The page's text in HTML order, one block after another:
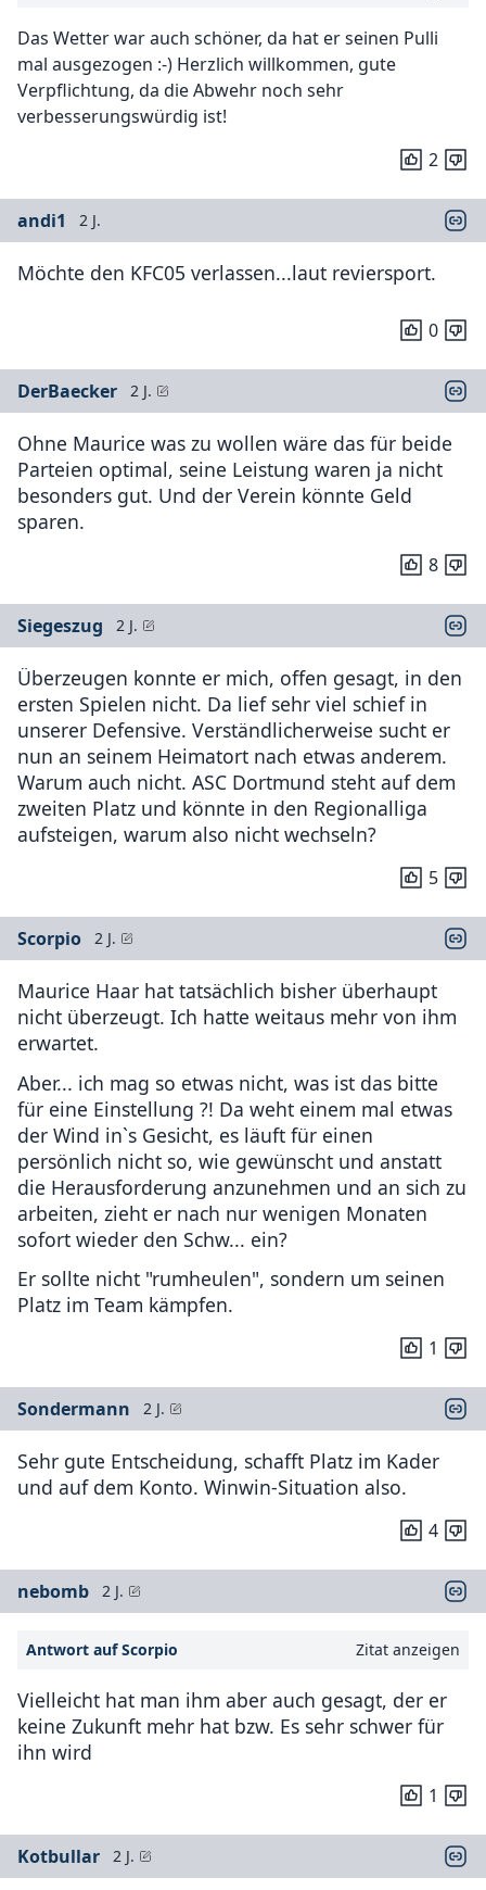
Das Wetter war auch schöner, da hat er seinen Pulli
mal ausgezogen :-) Herzlich willkommen, gute
Verpflichtung, da die Abwehr noch sehr
verbesserungswürdig ist!
2
andi1 2 J.
Möchte den KFC05 verlassen...laut reviersport.
0
DerBaecker 2 J.
Ohne Maurice was zu wollen wäre das für beide
Parteien optimal, seine Leistung waren ja nicht
besonders gut. Und der Verein könnte Geld
sparen.
8
Siegeszug 2 J.
Überzeugen konnte er mich, offen gesagt, in den
ersten Spielen nicht. Da lief sehr viel schief in
unserer Defensive. Verständlicherweise sucht er
nun an seinem Heimatort nach etwas anderem.
Warum auch nicht. ASC Dortmund steht auf dem
zweiten Platz und könnte in den Regionalliga
aufsteigen, warum also nicht wechseln?
5
Scorpio 2 J.
Maurice Haar hat tatsächlich bisher überhaupt
nicht überzeugt. Ich hatte weitaus mehr von ihm
erwartet.
Aber... ich mag so etwas nicht, was ist das bitte
für eine Einstellung ?! Da weht einem mal etwas
der Wind in`s Gesicht, es läuft für einen
persönlich nicht so, wie gewünscht und anstatt
die Herausforderung anzunehmen und an sich zu
arbeiten, zieht er nach nur wenigen Monaten
sofort wieder den Schw... ein?
Er sollte nicht "rumheulen", sondern um seinen
Platz im Team kämpfen.
1
Sondermann 2 J.
Sehr gute Entscheidung, schafft Platz im Kader
und auf dem Konto. Winwin-Situation also.
4
nebomb 2 J.
Antwort auf Scorpio Zitat anzeigen
Vielleicht hat man ihm aber auch gesagt, der er
keine Zukunft mehr hat bzw. Es sehr schwer für
ihn wird
1
Kotbullar 2 J.